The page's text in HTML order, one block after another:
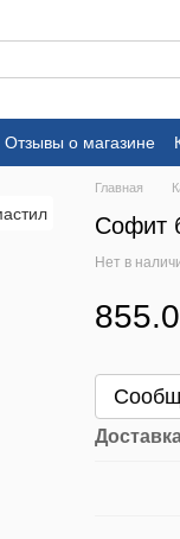
Отзывы о магазине
Главная
Софит
Нет в